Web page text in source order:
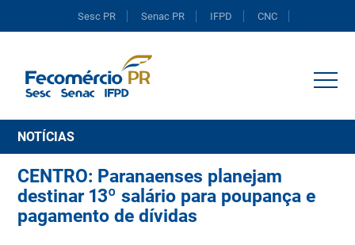
Sesc PR Senac PR IFPD CNC
NOTÍCIAS
CENTRO: Paranaenses planejam
destinar 13º salário para poupança e
pagamento de dívidas